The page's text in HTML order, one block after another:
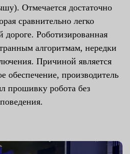
Отмечается достаточно
сравнительно легко
дороге. Роботизированная
алгоритмам, нередки
Причиной является
обеспечение, производитель
прошивку робота без